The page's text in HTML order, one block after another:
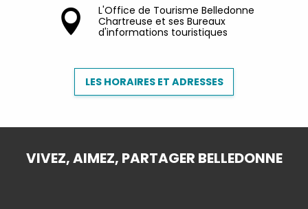
L'Office de Tourisme Belledonne
Chartreuse et ses Bureaux
d'informations touristiques
LES HORAIRES ET ADRESSES
VIVEZ, AIMEZ, PARTAGER BELLEDONNE